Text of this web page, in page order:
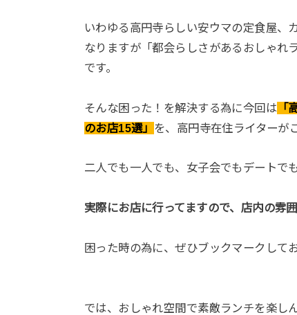
いわゆる高円寺らしい安ウマの定食屋、
なりますが「都会らしさがあるおしゃれ
です。
そんな困った！を解決する為に今回は 「
のお店15選」 を、高円寺在住ライターが
二人でも一人でも、女子会でもデートで
実際にお店に行ってますので、店内の雰
困った時の為に、ぜひブックマークして
では、おしゃれ空間で素敵ランチを楽し